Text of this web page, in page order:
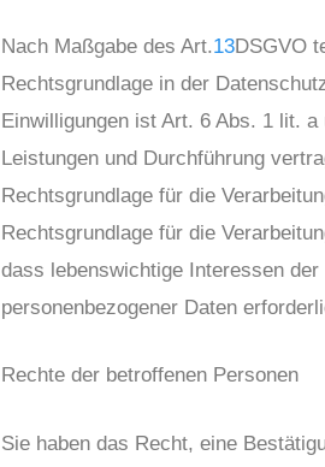
Nach Maßgabe des Art.13DSGVO
Rechtsgrundlage in der
Einwilligungen ist Art. 6 Abs. 1 lit. a
Leistungen und Durchführung
Rechtsgrundlage für die
Rechtsgrundlage für die
dass lebenswichtige Interessen
personenbezogener Daten
Rechte der betroffenen Personen
Sie haben das Recht, eine